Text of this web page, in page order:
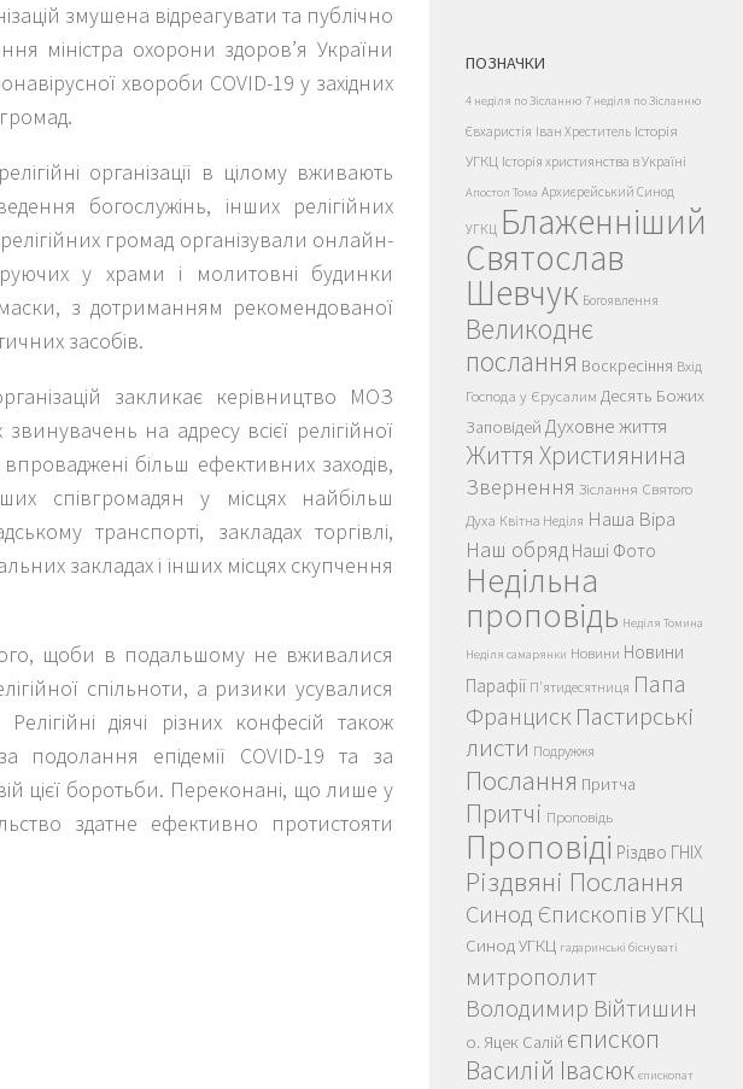
змушена відреагувати та публічно
міністра охорони здоров’я України
хвороби COVID-19 у західних
організації в цілому вживають
богослужінь, інших релігійних
релігійних громад організували онлайн-
у храми і молитовні будинки
з дотриманням рекомендованої
засобів.
закликає керівництво МОЗ
на адресу всієї релігійної
більш ефективних заходів,
співгромадян у місцях найбільш
транспорті, закладах торгівлі,
закладах і інших місцях скупчення
щоби в подальшому не вживалися
спільноти, а ризики усувалися
діячі різних конфесій також
епідемії COVID-19 та за
цієї боротьби. Переконані, що лише у
здатне ефективно протистояти
ПОЗНАЧКИ
4 неділя по Зісланню 7 неділя по Зісланню
Євхаристія Іван Хреститель Історія
УГКЦ Історія християнства в Україні
Апостол Тома Архиєрейський Синод
УГКЦ Блаженніший
Святослав
Шевчук Богоявлення
Великоднє
послання Воскресіння Вхід
Господа у Єрусалим Десять Божих
Заповідей Духовне життя
Життя Християнина
Звернення Зіслання Святого
Духа Квітна Неділя Наша Віра
Наш обряд Наші Фото
Недільна
проповідь Неділя Томина
Неділя самарянки Новини Новини
Парафії П'ятидесятниця Папа
Франциск Пастирські
листи Подружжя
Послання Притча
Притчі Проповідь
Проповіді Різдво ГНІХ
Різдвяні Послання
Синод Єпископів УГКЦ
Синод УГКЦ гадаринські біснуваті
митрополит
Володимир Війтишин
о. Яцек Салій єпископ
Василій Івасюк єпископат